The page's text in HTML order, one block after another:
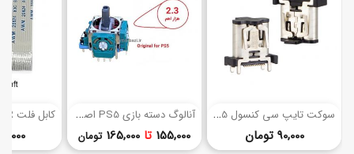
س
وکت تایپ سی کنسول PS5
قیمت 90,000 تومان
آ
نالوگ دسته بازی PS5 اصلی
قیمت 155,000 تا 165,000 تومان 50,000